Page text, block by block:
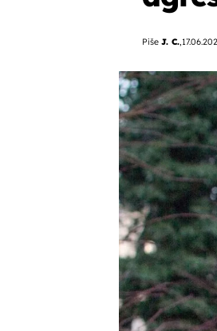
Piše J. C.,